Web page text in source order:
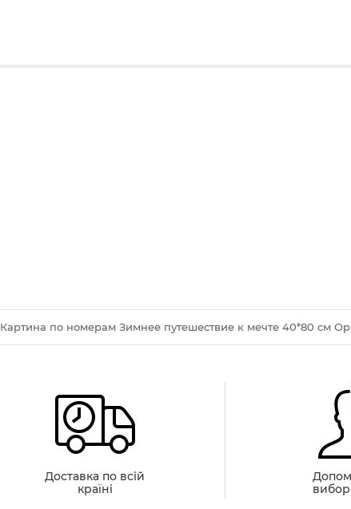
Картина по номерам Зимнее путешествие к мечте 40*80 см
Доставка по всій
країні